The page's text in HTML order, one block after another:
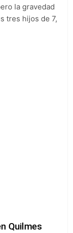
la gravedad
tres hijos de 7,
Quilmes